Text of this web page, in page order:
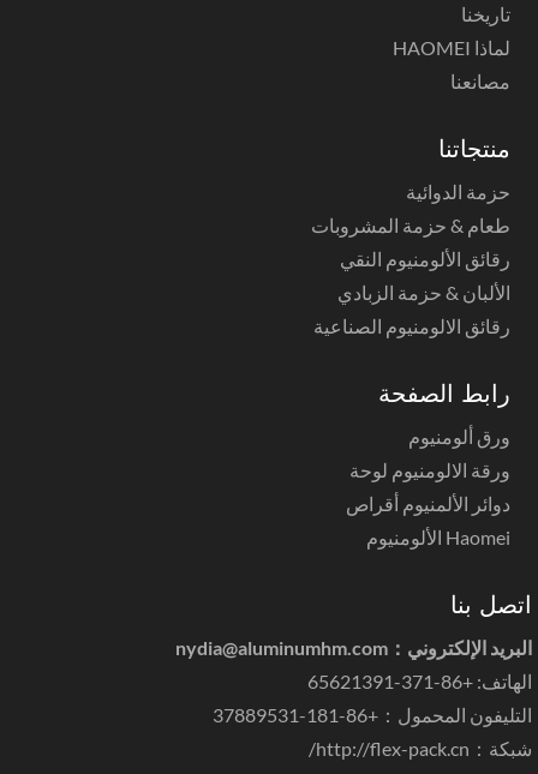
تاريخنا
لماذا HAOMEI
مصانعنا
منتجاتنا
حزمة الدوائية
طعام & حزمة المشروبات
رقائق الألومنيوم النقي
الألبان & حزمة الزبادي
رقائق الالومنيوم الصناعية
رابط الصفحة
ورق ألومنيوم
ورقة الالومنيوم لوحة
دوائر الألمنيوم أقراص
Haomei الألومنيوم
بنا
الإلكتروني： nydia@aluminumhm.com
+86-371-65621391
المحمول：+86-181-37889531
：
http://flex-pack.cn/